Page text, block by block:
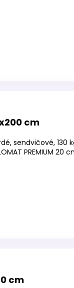
cm
sendvičové, 130
PREMIUM 20
cm